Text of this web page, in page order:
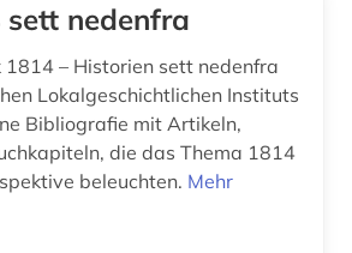
auswanderung (14)
auswanderungspolitik (1)
ausweisung (1)
(1)
sett nedenfra
– Historien sett nedenfra
Lokalgeschichtlichen Instituts
Bibliografie mit Artikeln,
die das Thema 1814
beleuchten. Mehr